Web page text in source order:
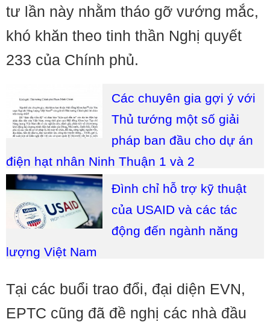
tư lần này nhằm tháo gỡ vướng mắc,
khó khăn theo tinh thần Nghị quyết
233 của Chính phủ.
Các chuyên gia gợi ý với
Thủ tướng một số giải
pháp ban đầu cho dự án
điện hạt nhân Ninh Thuận 1 và 2
Đình chỉ hỗ trợ kỹ thuật
của USAID và các tác
động đến ngành năng
lượng Việt Nam
Tại các buổi trao đổi, đại diện EVN,
EPTC cũng đã đề nghị các nhà đầu